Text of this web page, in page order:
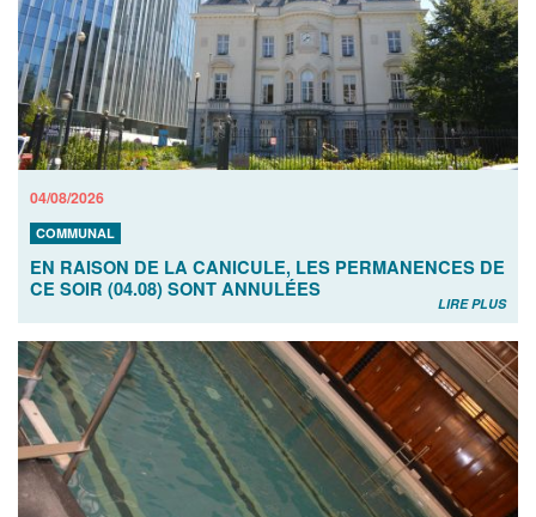
04/08/2026
COMMUNAL
EN RAISON DE LA CANICULE, LES PERMANENCES DE
CE SOIR (04.08) SONT ANNULÉES
LIRE PLUS